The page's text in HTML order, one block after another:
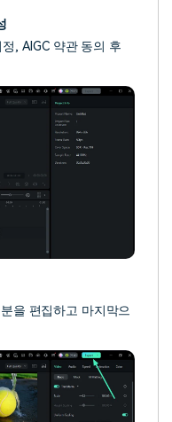
, AIGC 약관 동의 후
을 편집하고 마지막으